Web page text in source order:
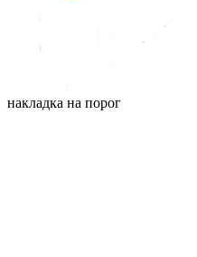
накладка на порог